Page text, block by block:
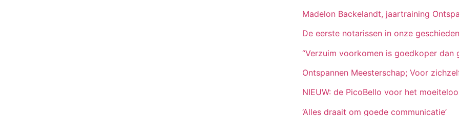
Madelon Backelandt, jaartraining
De eerste notarissen in onze
“Verzuim voorkomen is goedkoper dan
Ontspannen Meesterschap; Voor
NIEUW: de PicoBello voor het
‘Alles draait om goede communicatie’